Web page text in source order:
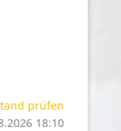
prüfen
18:10